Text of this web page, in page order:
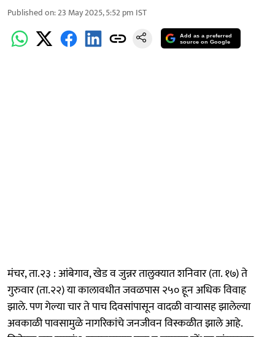
Published on:23 May 2025, 5:52 pm IST
Add as a preferred
source on Google
मंचर, ता.२३ : आंबेगाव, खेड व जुन्नर तालुक्यात शनिवार (ता. १७) ते
गुरुवार (ता.२२) या कालावधीत जवळपास २५० हून अधिक विवाह
झाले. पण गेल्या चार ते पाच दिवसांपासून वादळी वाऱ्यासह झालेल्या
अवकाळी पावसामुळे नागरिकांचे जनजीवन विस्कळीत झाले आहे.